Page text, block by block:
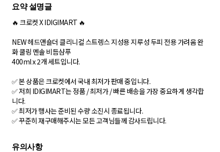
요약 설명글
🔥 크로켓 X IDIGIMART 🔥
NEW 헤드앤숄더 클리니컬 스트렝스 지성용 지루성 두피 전용 가려움 완
화 쿨링 멘솔 비듬샴푸
400ml x 2개 세트입니다.
✅ 본 상품은 크로켓에서 국내 최저가 판매 중입니다.
✅ 저희 IDIGIMART는 정품 / 최저가 / 빠른 배송을 가장 중요하게 생각합
니다.
✅ 최저가 행사는 준비된 수량 소진시 종료됩니다.
✅ 꾸준히 재구매해주시는 모든 고객님들께 감사드립니다.
유의사항